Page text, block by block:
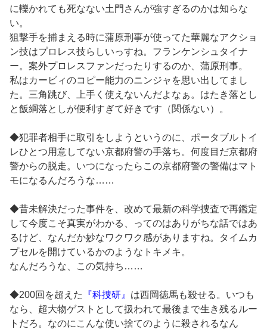
に轢かれても死なない土門さんが強すぎるのかは知らな
い。
狙撃手を捕まえる時に蒲原刑事が使ってた華麗なアクショ
ン技はプロレス技らしいっすね。フランケンシュタイナ
ー。案外プロレスファンだったりするのか、蒲原刑事。
私はカービィのコピー能力のニンジャを思い出してまし
た。三角跳び、上手く使えないんだよなぁ。はたき落とし
と飯綱落としが便利すぎて好きです（関係ない）。
◆犯罪者相手に取引をしようというのに、ポータブルトイ
レひとつ用意してない京都府警の手落ち。何度目だ京都府
警からの脱走。いつになったらこの京都府警の警備はマト
モになるんだろうな……
◆昔未解決だった事件を、改めて最新の科学捜査で再鑑定
して今度こそ真実がわかる、ってのはありがちな話ではあ
るけど、なんだか妙なワクワク感がありますね。タイムカ
プセルを開けているかのようなトキメキ。
なんだろうな、この気持ち……
◆200回を超えた 『科捜研』 は西岡徳馬も殺せる。いつも
なら、超大物ゲストとして扱われて最後まで生き残るルー
トだろ。なのにこんな使い捨てのように殺されるなん